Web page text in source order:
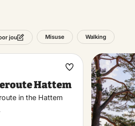
jou Misuse Walking
Hattem
in the Hattem
Maak
favoriet